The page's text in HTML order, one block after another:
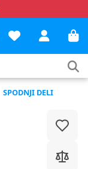
SPODNJI DELI